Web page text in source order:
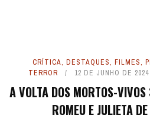
CRÍTICA, DESTAQUES, FILMES,
TERROR
12 DE JUNHO DE 2024
A VOLTA DOS MORTOS-
ROMEU E JULIETA